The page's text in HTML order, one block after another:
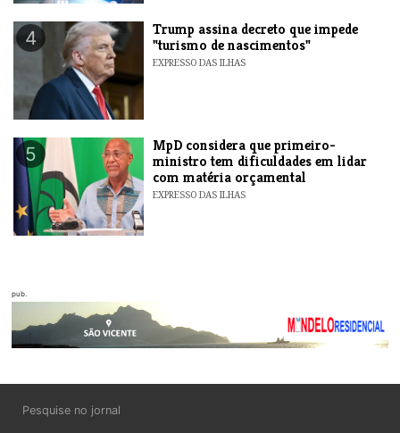
4
Trump assina decreto que impede
"turismo de nascimentos"
EXPRESSO DAS ILHAS
5
MpD considera que primeiro-
ministro tem dificuldades em lidar
com matéria orçamental
EXPRESSO DAS ILHAS
pub.
Pesquise no jornal